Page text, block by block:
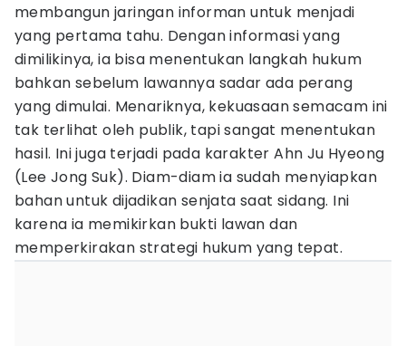
membangun jaringan informan untuk menjadi
yang pertama tahu. Dengan informasi yang
dimilikinya, ia bisa menentukan langkah hukum
bahkan sebelum lawannya sadar ada perang
yang dimulai. Menariknya, kekuasaan semacam ini
tak terlihat oleh publik, tapi sangat menentukan
hasil. Ini juga terjadi pada karakter Ahn Ju Hyeong
(Lee Jong Suk). Diam-diam ia sudah menyiapkan
bahan untuk dijadikan senjata saat sidang. Ini
karena ia memikirkan bukti lawan dan
memperkirakan strategi hukum yang tepat.